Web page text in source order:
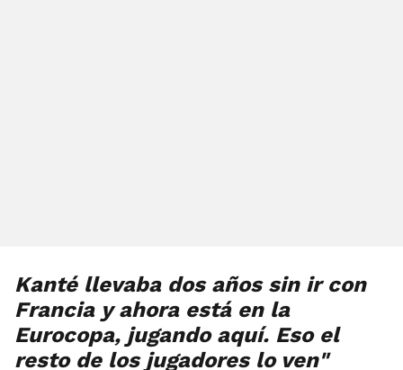
Kanté llevaba dos años sin ir con
Francia y ahora está en la
Eurocopa, jugando aquí. Eso el
resto de los jugadores lo ven"